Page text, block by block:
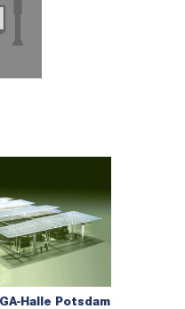
Halle Potsdam